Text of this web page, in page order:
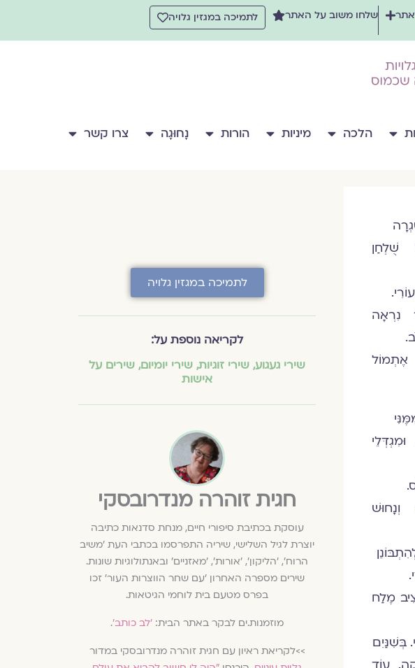
שלחו משוב על האתר לתמיכה במגזין גלויה
הלכה מיניות הורות נָחוּגָה צרו קשר
שֻׁלְחַן
נִרְאָה
מֶלַח
בְּשִׁנַּיִם
עוֹד
לתמיכה במגזין גלויה
לקריאה נוספת על:
שירי געגוע, שירי זוגיות, שירי יומיום, שירים על
אישות
חגית זוהרה מנדרובסקי
עוסקת בכתיבת סיפורי חיים, מנחת סדנאות כתיבה
יוצרת לגיל השלישי, שיריה התפרסמו בכתבי העת 'משיב
הרוח', 'הליקון', 'אורות', 'מאזניים' ובאנתולוגיות שונות.
שירים מספרה האחרון 'עם שחר הווצרות העור' זכו
בפרס מטעם בית לוחמי הגיטאות.
מוזמנות.ים לבקר באתר הבית: 'לב כותב'.
>>לקריאת ראיון עם חגית זוהרה מנדרובסקי במדור